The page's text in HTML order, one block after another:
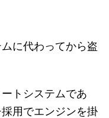
に代わってから盗
トシステムであ
用でエンジンを掛